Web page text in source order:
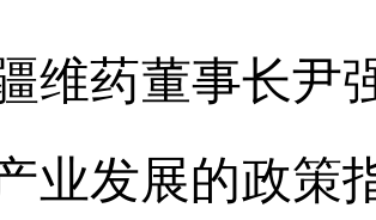
维药董事长尹
业发展的政策